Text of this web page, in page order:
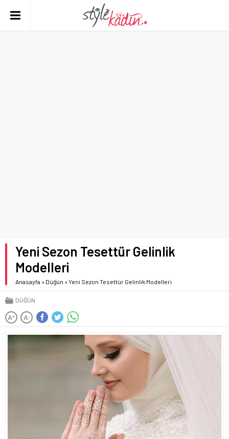
Yeni Sezon Tesettür Gelinlik
Modelleri
Anasayfa » Düğün »Yeni Sezon Tesettür Gelinlik Modelleri
DÜĞÜN
A+ A-